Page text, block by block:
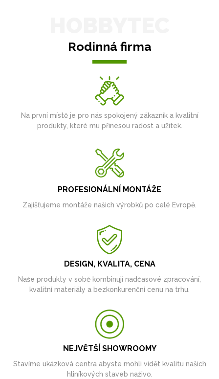
Rodinná firma
Na první místě je pro nás spokojený zákazník a kvalitní
produkty, které mu přinesou radost a užitek.
PROFESIONÁLNÍ MONTÁŽE
Zajišťujeme montáže našich výrobků po celé Evropě.
DESIGN, KVALITA, CENA
Naše produkty v sobě kombinují nadčasové zpracování,
kvalitní materiály a bezkonkurenční cenu na trhu.
NEJVĚTŠÍ SHOWROOMY
Stavíme ukázková centra abyste mohli vidět kvalitu našich
hliníkových staveb naživo.